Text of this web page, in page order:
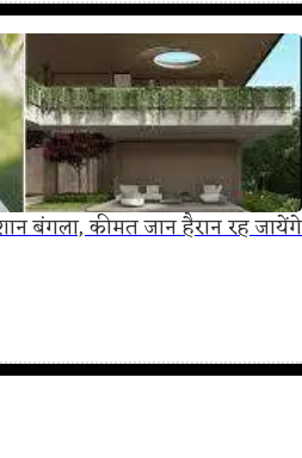
बंगला, कीमत जान हैरान रह जायेंगे